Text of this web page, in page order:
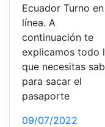
Ecuador Turno en
línea. A
continuación te
explicamos todo
que necesitas
para sacar el
pasaporte
09/07/2022